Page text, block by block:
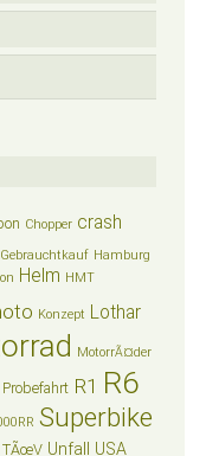
Chopper crash
Gebrauchtkauf Hamburg
Helm HMT
Konzept Lothar
MotorrÃ¤der
Probefahrt R1 R6
Superbike
TÃœV Unfall USA